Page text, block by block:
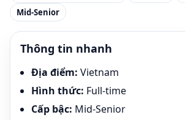
Mid-Senior
Thông tin nhanh
Địa điểm: Vietnam
Hình thức: Full-time
Cấp bậc: Mid-Senior